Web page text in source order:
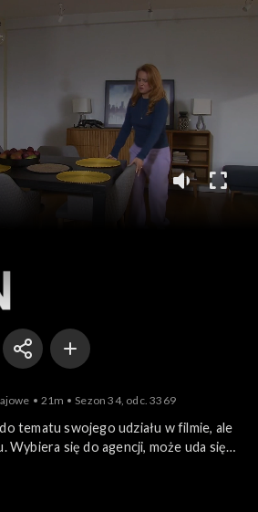
21m Sezon 34, odc. 3369
tematu swojego udziału w filmie, ale
Wybiera się do agencji, może uda się
reklamie. Jacek wychodzi po śniadaniu